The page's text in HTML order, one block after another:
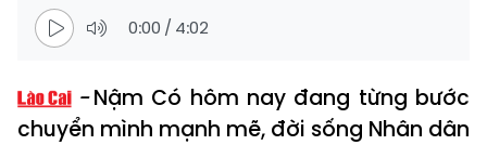
0:00 / 4:02
Nậm Có hôm nay đang từng bước
chuyển mình mạnh mẽ, đời sống Nhân dân